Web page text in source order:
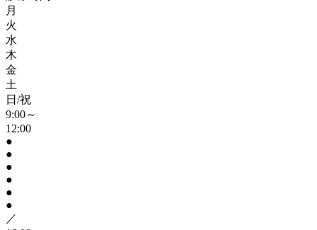
月
火
水
木
金
土
日/祝
9:00～
12:00
●
●
●
●
●
●
／